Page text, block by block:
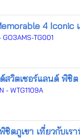
4 Iconic
GO3AMS-TG001
สวิตเซอร์แลนด์ พิชิ
- WTG1109A
ชิตภูเขา เที่ยวกับเร